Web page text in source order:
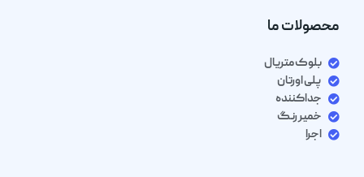
محصولات ما
بلوک متریال
پلی اورتان
جداکننده
خمیر رنگ
اجرا